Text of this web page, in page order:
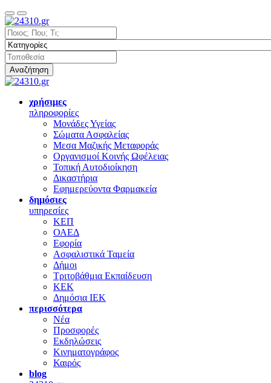
Αναζήτηση
χρήσιμες
πληροφορίες
Μονάδες Υγείας
Σώματα Ασφαλείας
Μεσα Μαζικής Μεταφοράς
Οργανισμοί Κοινής Ωφέλειας
Τοπική Αυτοδιοίκηση
Δικαστήρια
Εφημερεύοντα Φαρμακεία
δημόσιες
υπηρεσίες
ΚΕΠ
ΟΑΕΔ
Εφορία
Ασφαλιστικά Ταμεία
Δήμοι
Τριτοβάθμια Εκπαίδευση
ΚΕΚ
Δημόσια ΙΕΚ
περισσότερα
Νέα
Προσφορές
Εκδηλώσεις
Κινηματογράφος
Καιρός
blog